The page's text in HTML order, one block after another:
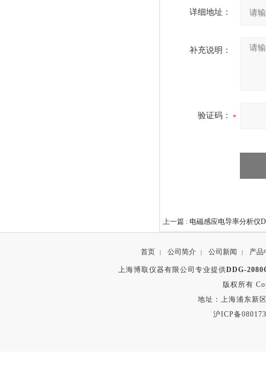
详细地址：
补充说明：
验证码：
上一篇 : 电磁感应电导率分析仪
首页 | 公司简介 | 公司新闻 | 产品
上海博取仪器有限公司专业提供DDG-
版权所有
地址：上海浦东新
沪ICP备